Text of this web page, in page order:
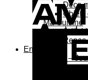
Déco
Objets
Ma Cuisine
Jolie
Enfant
Jouets –